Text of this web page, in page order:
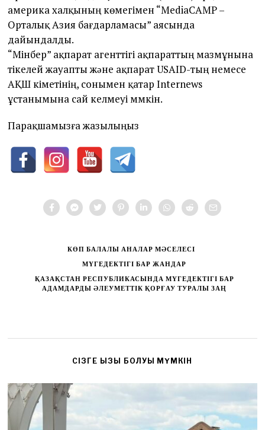
америка халқының көмегімен “MediaCAMP –
Орталық Азия бағдарламасы” аясында
дайындалды.
“Мінбер” ақпарат агенттігі ақпараттың мазмұнына
тікелей жауапты жəне ақпарат USAID-тың немесе
АҚШ үкіметінің, сонымен қатар Internews
ұстанымына сай келмеуі мүмкін.
Парақшамызға жазылыңыз
КӨП БАЛАЛЫ АНАЛАР МӘСЕЛЕСІ
МҮГЕДЕКТІГІ БАР ЖАНДАР
ҚАЗАҚСТАН РЕСПУБЛИКАСЫНДА МҮГЕДЕКТІГІ БАР
АДАМДАРДЫ ӘЛЕУМЕТТІК ҚОРҒАУ ТУРАЛЫ ЗАҢ
CІЗГЕ ҚЫЗЫҚ БОЛУЫ МҮМКІН